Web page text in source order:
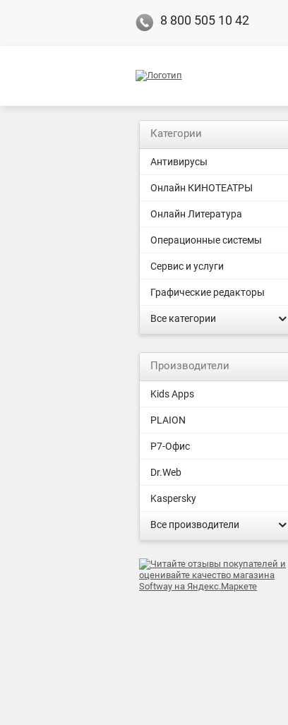
8 800 505 10 42
Категории
Антивирусы
Онлайн КИНОТЕАТРЫ
Онлайн Литература
Операционные системы
Сервис и услуги
Графические редакторы
Все категории
Производители
Kids Apps
PLAION
Р7-Офис
Dr.Web
Kaspersky
Все производители